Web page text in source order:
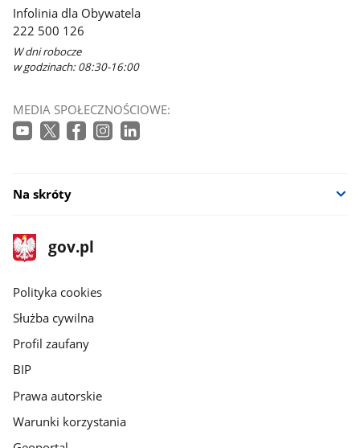
Infolinia dla Obywatela
222 500 126
W dni robocze
w godzinach: 08:30-16:00
MEDIA SPOŁECZNOŚCIOWE:
Na skróty
stopka
gov.pl
Strona
gov.pl
gov.pl
Polityka cookies
Służba cywilna
Profil zaufany
BIP
Prawa autorskie
Warunki korzystania